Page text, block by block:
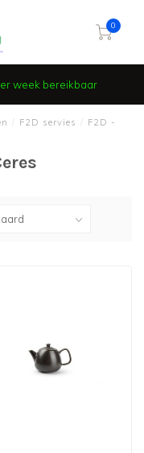
0
week bereikbaar
F2D servies
F2D -